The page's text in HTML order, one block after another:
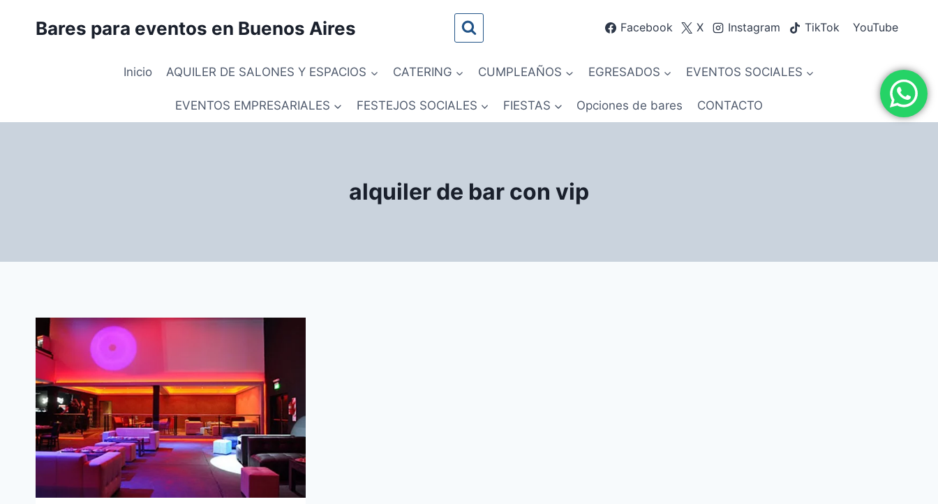
Bares para eventos en Buenos Aires Facebook X Instagram TikTok YouTube
Inicio AQUILER DE SALONES Y ESPACIOS CATERING CUMPLEAÑOS EGRESADOS EVENTOS SOCIALES
EVENTOS EMPRESARIALES FESTEJOS SOCIALES FIESTAS Opciones de bares CONTACTO
alquiler de bar con vip